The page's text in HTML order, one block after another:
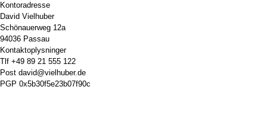
Kontoradresse
David Vielhuber
Schönauerweg 12a
94036 Passau
Kontaktoplysninger
Tlf +49 89 21 555 122
Post david@vielhuber.de
PGP 0x5b30f5e23b07f90c